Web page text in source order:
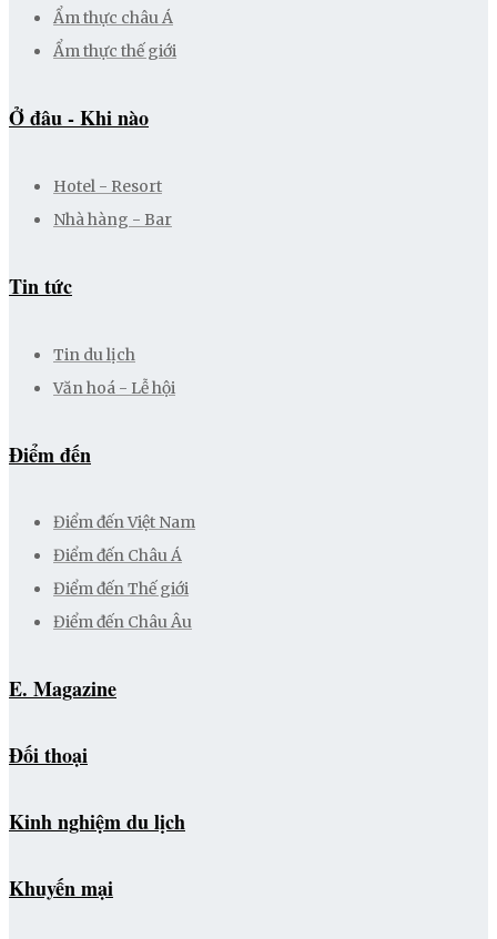
Ẩm thực châu Á
Ẩm thực thế giới
Ở đâu - Khi nào
Hotel - Resort
Nhà hàng - Bar
Tin tức
Tin du lịch
Văn hoá - Lễ hội
Điểm đến
Điểm đến Việt Nam
Điểm đến Châu Á
Điểm đến Thế giới
Điểm đến Châu Âu
E. Magazine
Đối thoại
Kinh nghiệm du lịch
Khuyến mại